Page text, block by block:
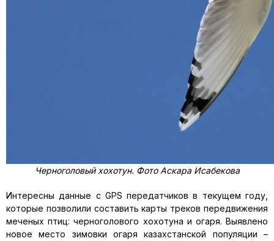
Черноголовый хохотун. Фото Аскара Исабекова
Интересны данные с GPS передатчиков в текущем году,
которые позволили составить карты треков передвижения
меченых птиц: черноголового хохотуна и огаря. Выявлено
новое место зимовки огаря казахстанской популяции –